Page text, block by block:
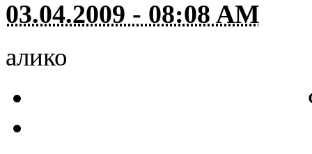
03.04.2009 - 08:08 AM
алико